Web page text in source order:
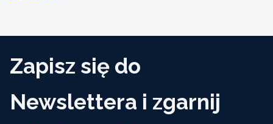
Zapisz się do
Newslettera i zgarnij